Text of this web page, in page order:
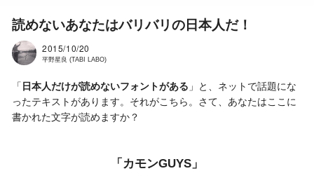
読めないあなたはバリバリの日本人だ！
2015/10/20
平野星良 (TABI LABO)
「 日本人だけが読めないフォントがある 」と、ネットで話題にな
ったテキストがあります。それがこちら。さて、あなたはここに
書かれた文字が読めますか？
「カモンGUYS」